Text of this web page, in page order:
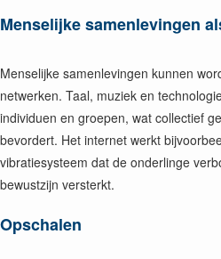
Menselijke samenlevingen
Menselijke samenlevingen kunnen
netwerken. Taal, muziek en
individuen en groepen, wat collectief
bevordert. Het internet werkt
vibratiesysteem dat de onderlinge
bewustzijn versterkt.
Opschalen